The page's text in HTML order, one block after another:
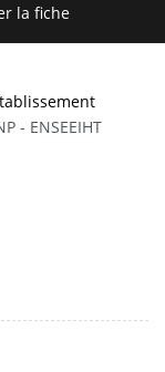
la fiche
- ENSEEIHT